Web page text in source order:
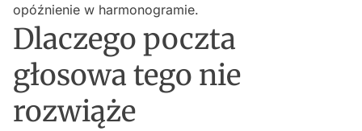
opóźnienie w harmonogramie.
Dlaczego poczta
głosowa tego nie
rozwiąże